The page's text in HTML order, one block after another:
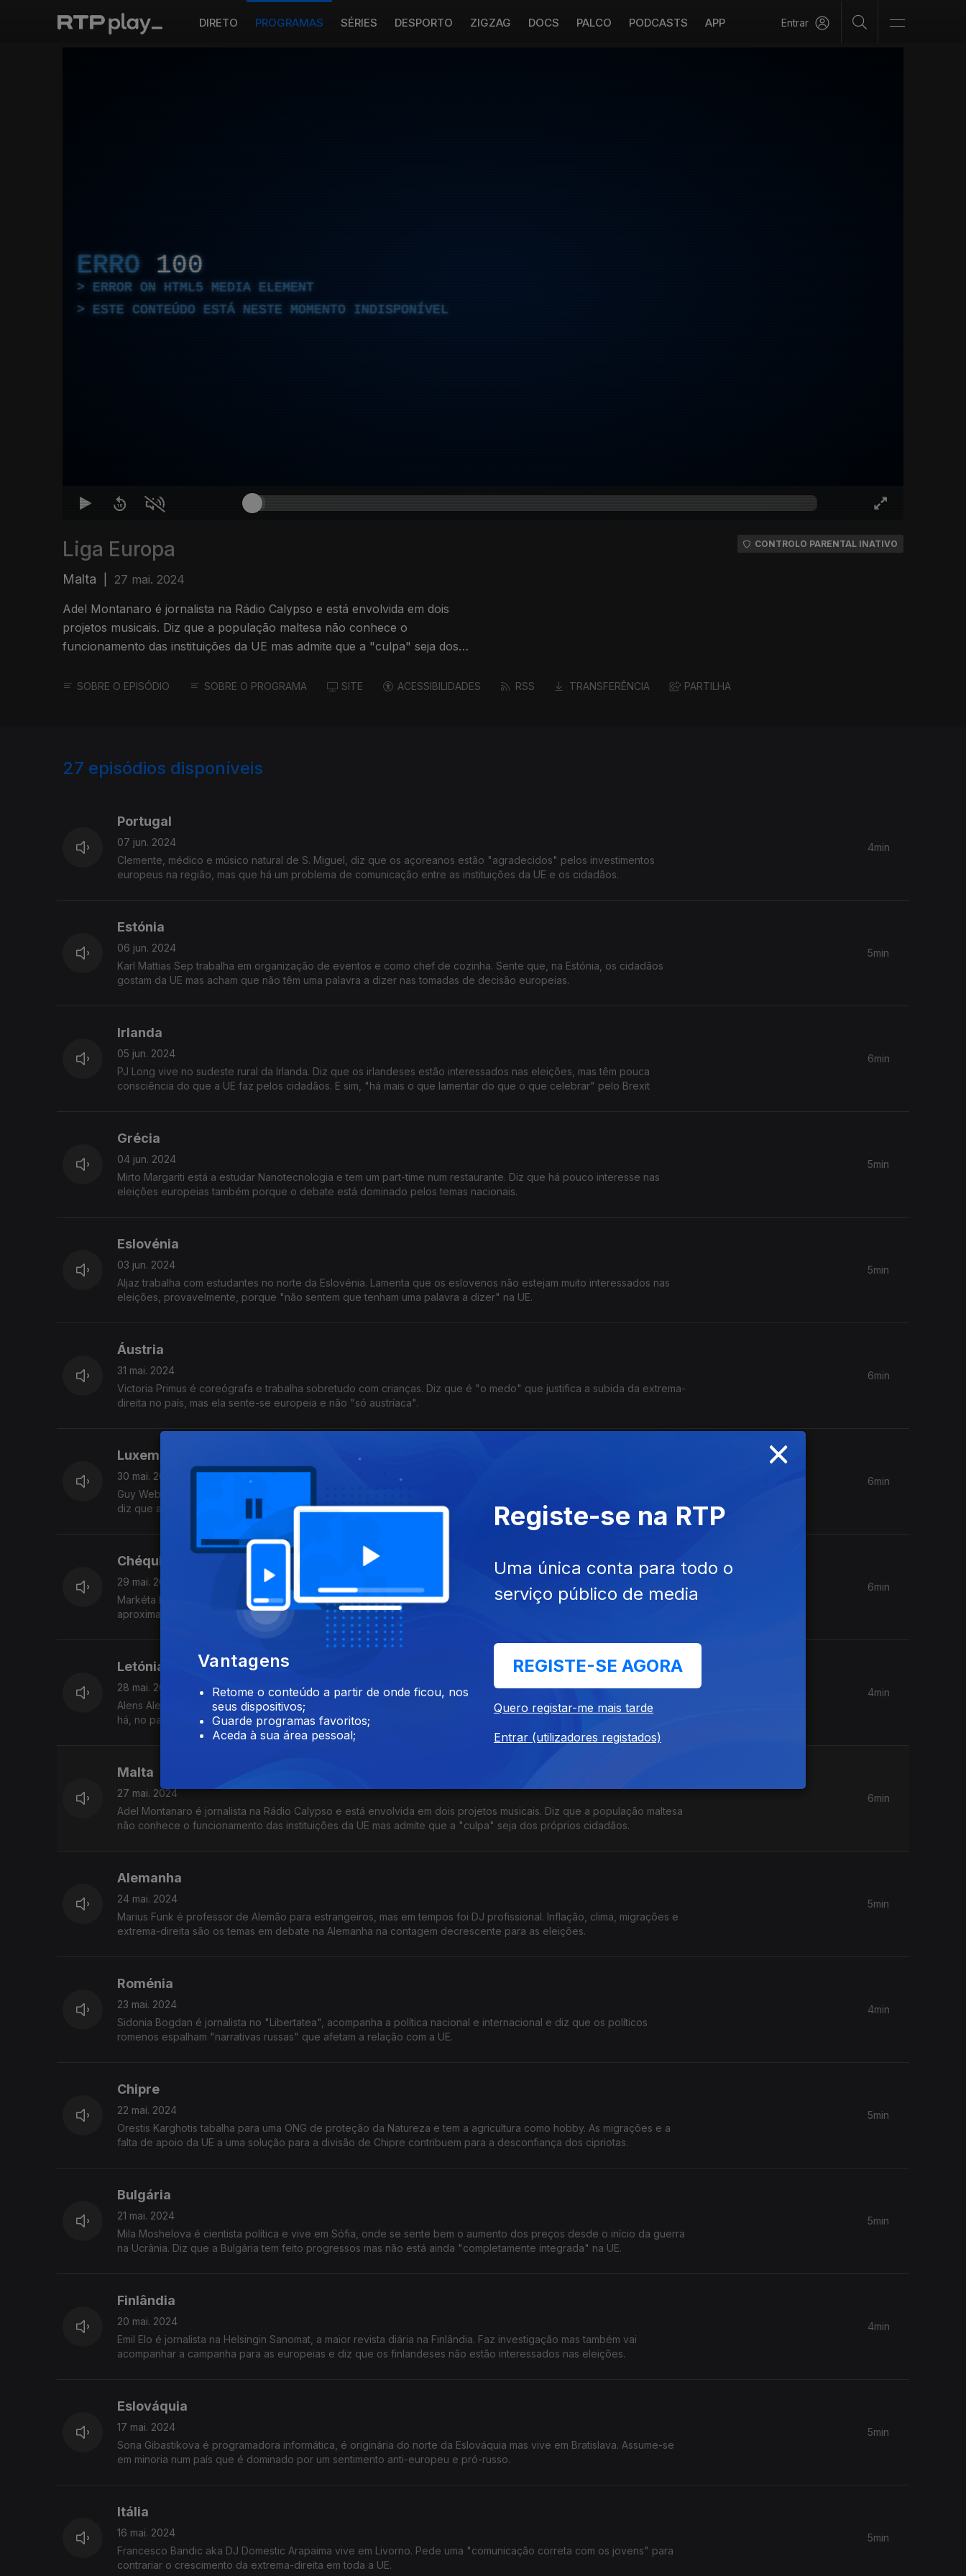
DIRETO PROGRAMAS SÉRIES DESPORTO ZIGZAG DOCS PALCO PODCASTS APP Entrar
ERRO 100
ERROR ON HTML5 MEDIA ELEMENT
ESTE CONTEÚDO ESTÁ NESTE MOMENTO INDISPONÍVEL
Liga Europa
Malta 27 mai. 2024
Adel Montanaro é jornalista na Rádio Calypso e está envolvida em dois
projetos musicais. Diz que a população maltesa não conhece o
funcionamento das instituições da UE mas admite que a "culpa" seja dos
CONTROLO PARENTAL INATIVO
SOBRE O EPISÓDIO SOBRE O PROGRAMA SITE ACESSIBILIDADES RSS TRANSFERÊNCIA PARTILHA
27 episódios disponíveis
Portugal
07 jun. 2024
Clemente, médico e músico natural de S. Miguel, diz que os açoreanos estão "agradecidos" pelos investimentos
europeus na região, mas que há um problema de comunicação entre as instituições da UE e os cidadãos.
4min
Estónia
06 jun. 2024
Karl Mattias Sep trabalha em organização de eventos e como chef de cozinha. Sente que, na Estónia, os cidadãos
gostam da UE mas acham que não têm uma palavra a dizer nas tomadas de decisão europeias.
5min
Irlanda
05 jun. 2024
PJ Long vive no sudeste rural da Irlanda. Diz que os irlandeses estão interessados nas eleições, mas têm pouca
consciência do que a UE faz pelos cidadãos. E sim, "há mais o que lamentar do que o que celebrar" pelo Brexit
6min
Grécia
04 jun. 2024
Mirto Margariti está a estudar Nanotecnologia e tem um part-time num restaurante. Diz que há pouco interesse nas
eleições europeias também porque o debate está dominado pelos temas nacionais.
5min
Eslovénia
03 jun. 2024
Aljaz trabalha com estudantes no norte da Eslovénia. Lamenta que os eslovenos não estejam muito interessados nas
eleições, provavelmente, porque "não sentem que tenham uma palavra a dizer" na UE.
5min
Áustria
31 mai. 2024
Victoria Primus é coreógrafa e trabalha sobretudo com crianças. Diz que é "o medo" que justifica a subida da extrema-
direita no país, mas ela sente-se europeia e não "só austríaca".
6min
Luxemburgo
30 mai. 2024
Guy Weber vive entre o Luxemburgo e França. Valoriza o papel dos imigrantes na criação de riqueza no Luxemburgo e
diz que a extrema-direita "não é um tema" no país.
6min
Chéquia
29 mai. 2024
Markéta Krivankova é trabalhadora-estudante em Praga, onde os preço da habitação são "de doidos". Atribui a
aproximação das gerações mais velhas à extrema-direita ao "medo do desconhecido".
6min
Letónia
28 mai. 2024
Alens Aleksandrs Cerna é estudante de Informática e é o presidente da Federação de Estudantes da Letónia. Diz que
há, no país, "dúvidas sobre a agenda europeias" e que a grande preocupação é a guerra na Ucrânia.
4min
Malta
27 mai. 2024
Adel Montanaro é jornalista na Rádio Calypso e está envolvida em dois projetos musicais. Diz que a população maltesa
não conhece o funcionamento das instituições da UE mas admite que a "culpa" seja dos próprios cidadãos.
6min
Alemanha
24 mai. 2024
Marius Funk é professor de Alemão para estrangeiros, mas em tempos foi DJ profissional. Inflação, clima, migrações e
extrema-direita são os temas em debate na Alemanha na contagem decrescente para as eleições.
5min
Roménia
23 mai. 2024
Sidonia Bogdan é jornalista no "Libertatea", acompanha a política nacional e internacional e diz que os políticos
romenos espalham "narrativas russas" que afetam a relação com a UE.
4min
Chipre
22 mai. 2024
Orestis Karghotis tabalha para uma ONG de proteção da Natureza e tem a agricultura como hobby. As migrações e a
falta de apoio da UE a uma solução para a divisão de Chipre contribuem para a desconfiança dos cipriotas.
5min
Bulgária
21 mai. 2024
Mila Moshelova é cientista política e vive em Sófia, onde se sente bem o aumento dos preços desde o início da guerra
na Ucrânia. Diz que a Bulgária tem feito progressos mas não está ainda "completamente integrada" na UE.
5min
Finlândia
20 mai. 2024
Emil Elo é jornalista na Helsingin Sanomat, a maior revista diária na Finlândia. Faz investigação mas também vai
acompanhar a campanha para as europeias e diz que os finlandeses não estão interessados nas eleições.
4min
Eslováquia
17 mai. 2024
Sona Gibastikova é programadora informática, é originária do norte da Eslováquia mas vive em Bratislava. Assume-se
em minoria num país que é dominado por um sentimento anti-europeu e pró-russo.
5min
Itália
16 mai. 2024
Francesco Bandic aka DJ Domestic Arapaima vive em Livorno. Pede uma "comunicação correta com os jovens" para
contrariar o crescimento da extrema-direita em toda a UE.
5min
×
Vantagens
Retome o conteúdo a partir de onde ficou, nos
seus dispositivos;
Guarde programas favoritos;
Aceda à sua área pessoal;
Registe-se na RTP
Uma única conta para todo o
serviço público de media
REGISTE-SE AGORA
Quero registar-me mais tarde
Entrar (utilizadores registados)